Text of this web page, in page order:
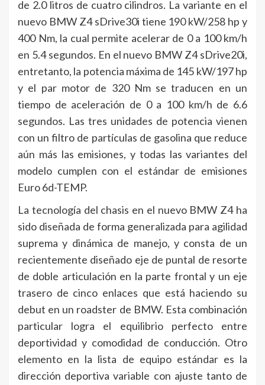
de 2.0 litros de cuatro cilindros. La variante en el
nuevo BMW Z4 sDrive30i tiene 190 kW/258 hp y
400 Nm, la cual permite acelerar de 0 a 100 km/h
en 5.4 segundos. En el nuevo BMW Z4 sDrive20i,
entretanto, la potencia máxima de 145 kW/197 hp
y el par motor de 320 Nm se traducen en un
tiempo de aceleración de 0 a 100 km/h de 6.6
segundos. Las tres unidades de potencia vienen
con un filtro de partículas de gasolina que reduce
aún más las emisiones, y todas las variantes del
modelo cumplen con el estándar de emisiones
Euro 6d-TEMP.
La tecnología del chasis en el nuevo BMW Z4 ha
sido diseñada de forma generalizada para agilidad
suprema y dinámica de manejo, y consta de un
recientemente diseñado eje de puntal de resorte
de doble articulación en la parte frontal y un eje
trasero de cinco enlaces que está haciendo su
debut en un roadster de BMW. Esta combinación
particular logra el equilibrio perfecto entre
deportividad y comodidad de conducción. Otro
elemento en la lista de equipo estándar es la
dirección deportiva variable con ajuste tanto de